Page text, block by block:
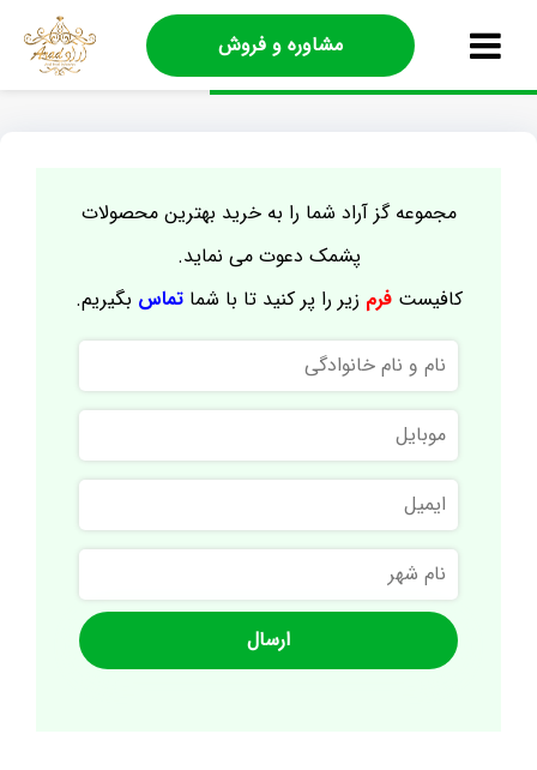
مشاوره و فروش
مجموعه گز آراد شما را به خرید بهترین محصولات
پشمک دعوت می نماید.
کافیستفرم زیر را پر کنید تا با شماتماس بگیریم.
نام
و
نام
خانوادگی
موبایل
ایمیل
نام
شهر